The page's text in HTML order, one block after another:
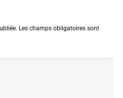
Les champs obligatoires sont